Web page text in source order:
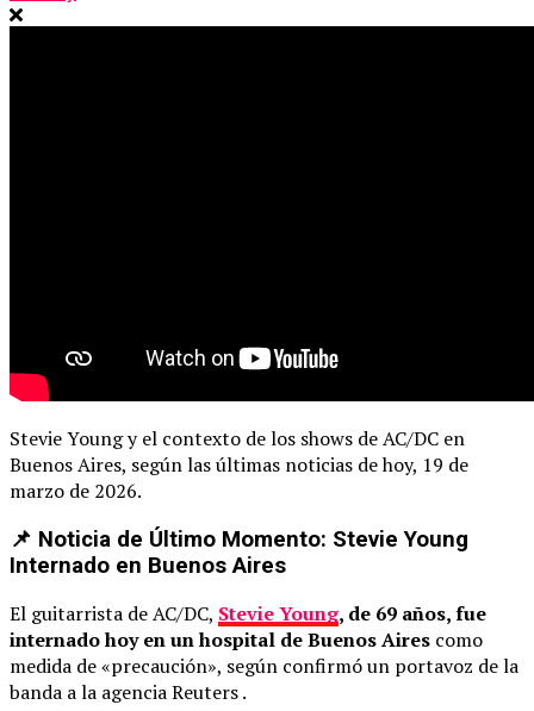
Stevie Young y el contexto de los shows de AC/DC en
Buenos Aires, según las últimas noticias de hoy, 19 de
marzo de 2026.
📌 Noticia de Último Momento: Stevie Young
Internado en Buenos Aires
El guitarrista de AC/DC, Stevie Young, de 69 años, fue
internado hoy en un hospital de Buenos Aires como
medida de «precaución», según confirmó un portavoz de la
banda a la agencia Reuters .